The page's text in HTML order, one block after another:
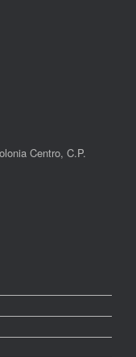
Centro, C.P.